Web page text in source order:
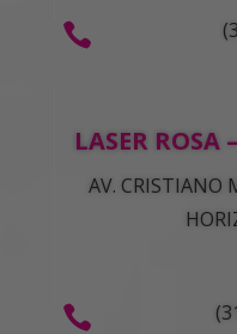

LASER ROSA
AV. CRISTIANO
